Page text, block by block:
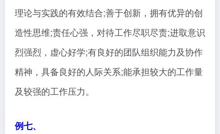
理论与实践的有效结合;善于创新，拥有优异的创
造性思维;责任心强，对待工作尽职尽责;进取意识
烈强烈，虚心好学;有良好的团队组织能力及协作
精神，具备良好的人际关系;能承担较大的工作量
及较强的工作压力。
例七、